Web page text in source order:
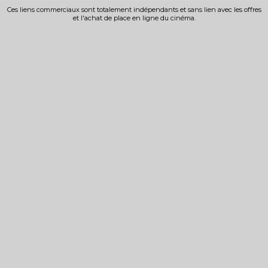
Ces liens commerciaux sont totalement indépendants et sans lien avec les offres
et l'achat de place en ligne du cinéma.